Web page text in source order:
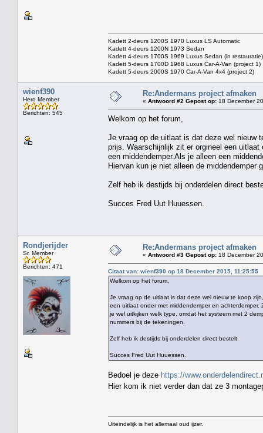
Kadett 2-deurs 1200S 1970 Luxus LS Automatic
Kadett 4-deurs 1200N 1973 Sedan
Kadett 4-deurs 1700S 1969 Luxus Sedan (in restauratie)
Kadett 5-deurs 1700D 1968 Luxus Car-A-Van (project 1)
Kadett 5-deurs 2000S 1970 Car-A-Van 4x4 (project 2)
wienf390
Hero Member
Berichten: 545
Re:Andermans project afmaken
« Antwoord #2 Gepost op: 18 December
Welkom op het forum,
Je vraag op de uitlaat is dat deze wel nieuw
prijs. Waarschijnlijk zit er orgineel een
een middendemper.Als je alleen een
Hiervan kun je niet alleen de middendemper
Zelf heb ik destijds bij onderdelen direct
Succes Fred Uut Huuessen.
Rondjerijder
Sr. Member
Berichten: 471
Re:Andermans project afmaken
« Antwoord #3 Gepost op: 18 December
Citaat van: wienf390 op 18 December 2015, 11:25:55
Welkom op het forum,
Je vraag op de uitlaat is dat deze wel nieuw te koop
een uitlaat onder met middendemper en
je wel uitkijken welk type, omdat het systeem met 2
nummers bij de tekeningen.
Zelf heb ik destijds bij onderdelen direct bestelt.
Succes Fred Uut Huuessen.
Bedoel je deze https://
Hier kom ik niet verder dan dat ze 3
Uiteindelijk is het allemaal oud ijzer.